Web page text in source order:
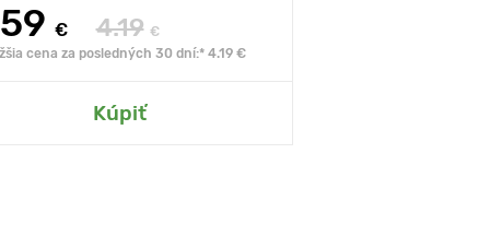
€ 4.19 €
cena za posledných 30 dní:* 4.19 €
Kúpiť